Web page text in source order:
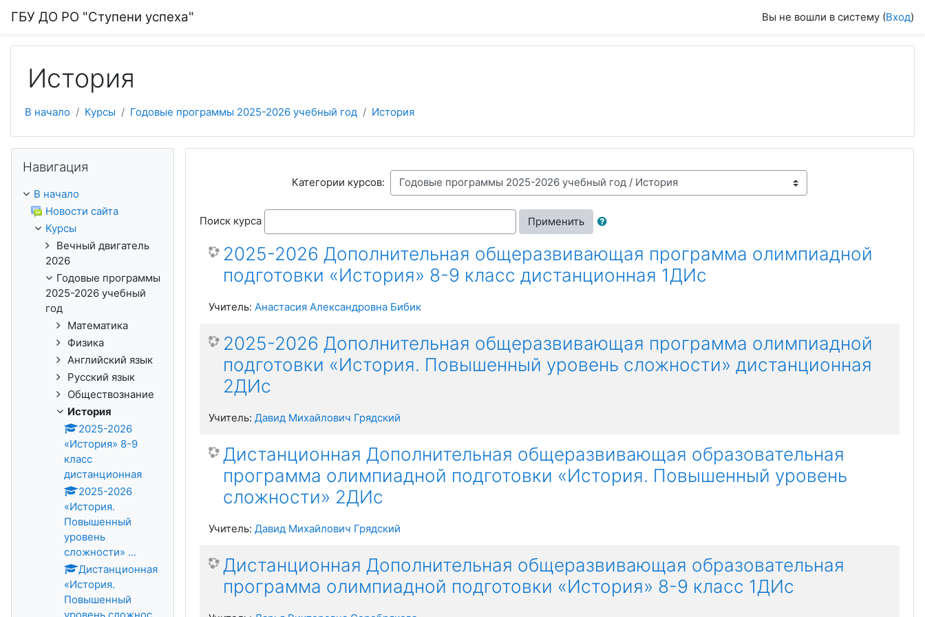
ГБУ ДО РО "Ступени успеха" Вы не вошли в систему (Вход)
История
В начало Курсы Годовые программы 2025-2026 учебный год История
Категории курсов:
Поиск курса Применить
2025-2026 Дополнительная общеразвивающая программа олимпиадной
подготовки «История» 8-9 класс дистанционная 1ДИс
Учитель: Анастасия Александровна Бибик
2025-2026 Дополнительная общеразвивающая программа олимпиадной
подготовки «История. Повышенный уровень сложности» дистанционная
2ДИс
Учитель: Давид Михайлович Грядский
Дистанционная Дополнительная общеразвивающая образовательная
программа олимпиадной подготовки «История. Повышенный уровень
сложности» 2ДИс
Учитель: Давид Михайлович Грядский
Дистанционная Дополнительная общеразвивающая образовательная
программа олимпиадной подготовки «История» 8-9 класс 1ДИс
Навигация
В начало
Новости сайта
Курсы
Вечный двигатель
2026
Годовые программы
2025-2026 учебный
год
Математика
Физика
Английский язык
Русский язык
Обществознание
История
2025-2026
«История» 8-9
класс
дистанционная
2025-2026
«История.
Повышенный
уровень
сложности» ...
Дистанционная
«История.
Повышенный